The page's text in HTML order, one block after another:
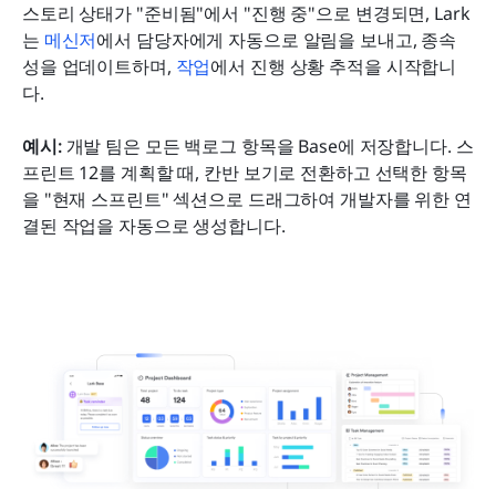
스토리 상태가 "준비됨"에서 "진행 중"으로 변경되면, Lark
는 메신저에서 담당자에게 자동으로 알림을 보내고, 종속
성을 업데이트하며, 작업에서 진행 상황 추적을 시작합니
다.
예시: 개발 팀은 모든 백로그 항목을 Base에 저장합니다. 스
프린트 12를 계획할 때, 칸반 보기로 전환하고 선택한 항목
을 "현재 스프린트" 섹션으로 드래그하여 개발자를 위한 연
결된 작업을 자동으로 생성합니다.